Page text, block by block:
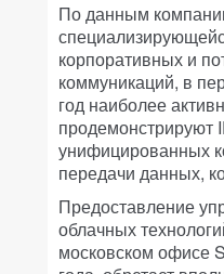
По данным
корпоративных и
коммуникаций, в
год наиболее
продемонстрируют
унифицированных
передачи данных,
Предоставление
облачных
московском офисе